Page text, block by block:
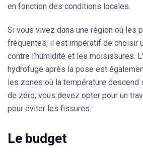
en fonction des conditions locales.
Si vous vivez dans une région où les
fréquentes, il est impératif de choisir
contre l’humidité et les moisissures.
hydrofuge après la pose est
les zones où la température descend
de zéro, vous devez opter pour un
pour éviter les fissures.
Le budget